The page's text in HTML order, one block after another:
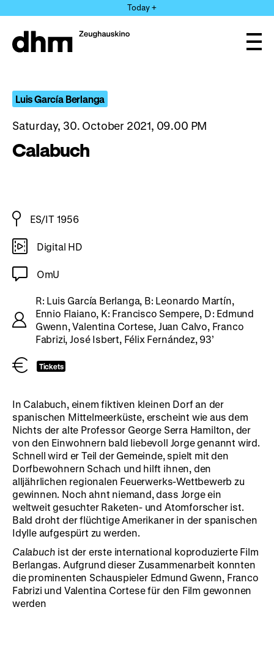
directly
the
Today +
Luis García Berlanga
Saturday, 30. October 2021, 09.00 PM
Calabuch
ES/IT 1956
Digital HD
OmU
R: Luis García Berlanga, B: Leonardo Martín,
Ennio Flaiano, K: Francisco Sempere, D: Edmund
Gwenn, Valentina Cortese, Juan Calvo, Franco
Fabrizi, José Isbert, Félix Fernández, 93’
Tickets
In Calabuch, einem fiktiven kleinen Dorf an der
spanischen Mittelmeerküste, erscheint wie aus dem
Nichts der alte Professor George Serra Hamilton, der
von den Einwohnern bald liebevoll Jorge genannt wird.
Schnell wird er Teil der Gemeinde, spielt mit den
Dorfbewohnern Schach und hilft ihnen, den
alljährlichen regionalen Feuerwerks-Wettbewerb zu
gewinnen. Noch ahnt niemand, dass Jorge ein
weltweit gesuchter Raketen- und Atomforscher ist.
Bald droht der flüchtige Amerikaner in der spanischen
Idylle aufgespürt zu werden.
Calabuch ist der erste international koproduzierte Film
Berlangas. Aufgrund dieser Zusammenarbeit konnten
die prominenten Schauspieler Edmund Gwenn, Franco
Fabrizi und Valentina Cortese für den Film gewonnen
werden